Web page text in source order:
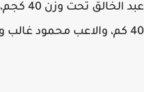
عبد الخالق